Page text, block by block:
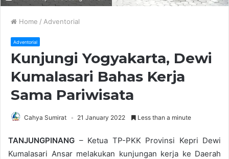
Home / Adventorial
Adventorial
Kunjungi Yogyakarta, Dewi
Kumalasari Bahas Kerja
Sama Pariwisata
Cahya Sumirat 21 January 2022 Less than a minute
TANJUNGPINANG – Ketua TP-PKK Provinsi Kepri Dewi
Kumalasari Ansar melakukan kunjungan kerja ke Daerah